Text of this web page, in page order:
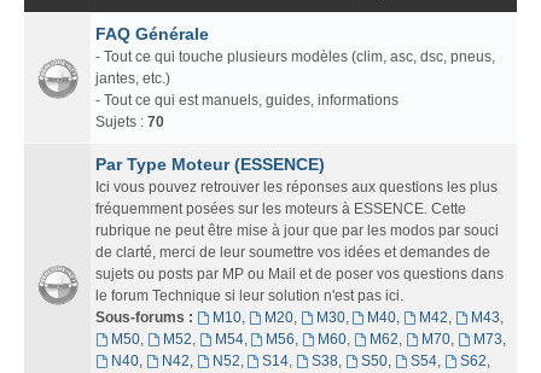
FAQ Générale
- Tout ce qui touche plusieurs modèles (clim, asc, dsc, pneus,
jantes, etc.)
- Tout ce qui est manuels, guides, informations
Sujets : 70
Par Type Moteur (ESSENCE)
Ici vous pouvez retrouver les réponses aux questions les plus
fréquemment posées sur les moteurs à ESSENCE. Cette
rubrique ne peut être mise à jour que par les modos par souci
de clarté, merci de leur soumettre vos idées et demandes de
sujets ou posts par MP ou Mail et de poser vos questions dans
le forum Technique si leur solution n'est pas ici.
Sous-forums :
M10, M20, M30, M40, M42, M43,
M50, M52, M54, M56, M60, M62, M70, M73,
N40, N42, N52, S14, S38, S50, S54, S62,